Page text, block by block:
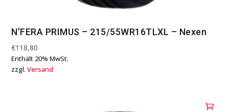
N’FERA PRIMUS – 215/55WR16TLXL – Nexen
€118,80
Enthält 20% MwSt.
zzgl.Versand